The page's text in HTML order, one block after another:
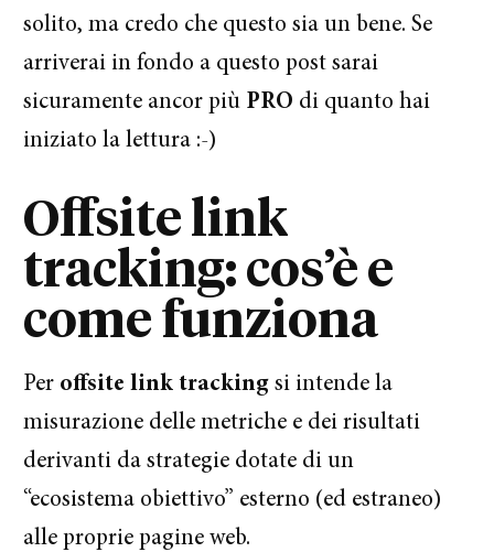
solito, ma credo che questo sia un bene. Se
arriverai in fondo a questo post sarai
sicuramente ancor più PRO di quanto hai
iniziato la lettura :-)
Offsite link
tracking: cos’è e
come funziona
Per offsite link tracking si intende la
misurazione delle metriche e dei risultati
derivanti da strategie dotate di un
“ecosistema obiettivo” esterno (ed estraneo)
alle proprie pagine web.